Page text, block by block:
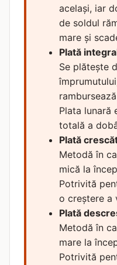
același, iar
de soldul
mare și
Plată
Se plătește
Plata lunară
totală a
Plată
Metodă în
mică la
Potrivită
o creștere a
Plată
Metodă în
mare la
Potrivită